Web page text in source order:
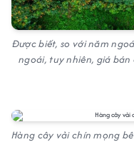
Được biết, so với năm
ngoái, tuy nhiên, giá
Hàng cây vải chín mọng